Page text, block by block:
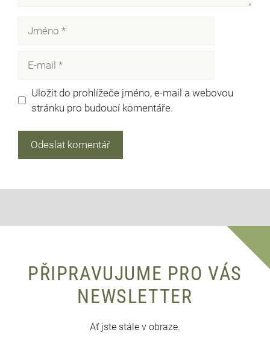
mail
Uložit do prohlížeče jméno, e-mail a webovou
stránku pro budoucí komentáře.
PŘIPRAVUJUME PRO VÁS
NEWSLETTER
Ať jste stále v obraze.